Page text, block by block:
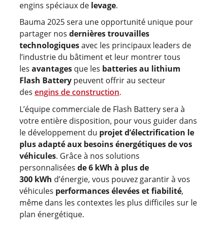
engins spéciaux de levage.
Bauma 2025 sera une opportunité unique pour
partager nos dernières trouvailles
technologiquesavec les principaux leaders de
l’industrie du bâtiment et leur montrer tous
les avantages que les batteries au lithium
Flash Battery peuvent offrir au secteur
des engins de construction.
L’équipe commerciale de Flash Battery sera à
votre entière disposition, pour vous guider dans
le développement du projet d’électrification le
plus adapté aux besoins énergétiques de vos
véhicules. Grâce à nos solutions
personnalisées de 6 kWh à plus de
300 kWh d’énergie, vous pouvez garantir à vos
véhicules performances élevées et fiabilité,
même dans les contextes les plus difficiles sur le
plan énergétique.